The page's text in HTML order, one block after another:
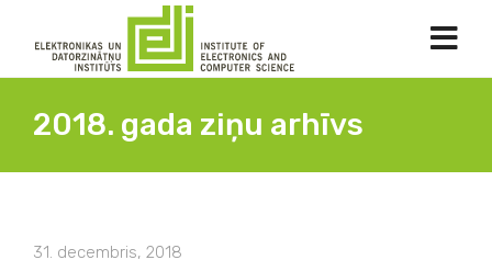
2018. gada ziņu arhīvs
31. decembris, 2018